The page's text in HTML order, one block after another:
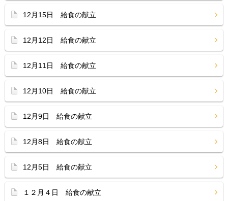
12月15日 給食の献立
12月12日 給食の献立
12月11日 給食の献立
12月10日 給食の献立
12月9日 給食の献立
12月8日 給食の献立
12月5日 給食の献立
１２月４日 給食の献立